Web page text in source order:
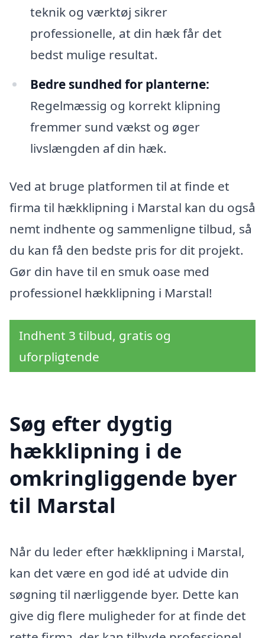
teknik og værktøj sikrer
professionelle, at din hæk får det
bedst mulige resultat.
Bedre sundhed for planterne:
Regelmæssig og korrekt klipning
fremmer sund vækst og øger
livslængden af din hæk.
Ved at bruge platformen til at finde et
firma til hækklipning i Marstal kan du også
nemt indhente og sammenligne tilbud, så
du kan få den bedste pris for dit projekt.
Gør din have til en smuk oase med
professionel hækklipning i Marstal!
Indhent 3 tilbud, gratis og
uforpligtende
Søg efter dygtig
hækklipning i de
omkringliggende byer
til Marstal
Når du leder efter hækklipning i Marstal,
kan det være en god idé at udvide din
søgning til nærliggende byer. Dette kan
give dig flere muligheder for at finde det